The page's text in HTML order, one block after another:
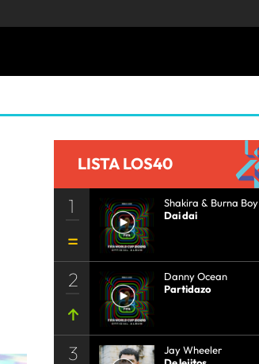
LISTA LOS40
1
Shakira & Burna Boy
Dai dai
2
Danny Ocean
Partidazo
3
Jay Wheeler